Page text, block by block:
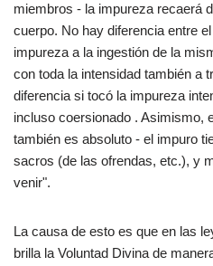
miembros - la impureza recaerá
cuerpo. No hay diferencia entre
impureza a la ingestión de la
con toda la intensidad también a
diferencia si tocó la impureza
incluso coersionado . Asimismo,
también es absoluto - el impuro
sacros (de las ofrendas, etc.), y
venir".
La causa de esto es que en las
brilla la Voluntad Divina de